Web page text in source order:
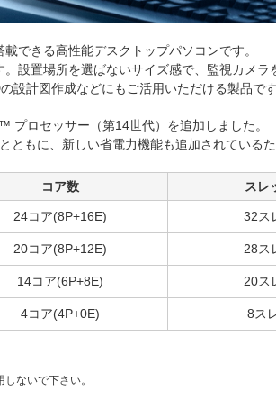
できる高性能デスクトップパソコンです。
設置場所を選ばないサイズ感で、監視カメ
設計図作成などにもご活用いただける製品です
ロセッサー（第14世代）を追加しました。
もに、新しい省電力機能も追加されている
コア数 スレ
24コア(8P+16E) 32ス
20コア(8P+12E) 28ス
14コア(6P+8E) 20ス
4コア(4P+0E) 8ス
ないで下さい。